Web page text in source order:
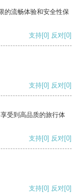
的流畅体验和安全性保
支持[0] 反对[0]
支持[0] 反对[0]
受到高品质的旅行体
支持[0] 反对[0]
支持[0] 反对[0]